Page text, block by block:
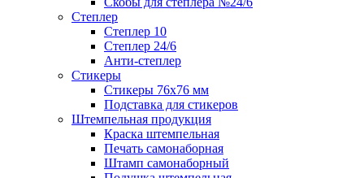
Степлер
Степлер 10
Степлер 24/6
Анти-степлер
Стикеры
Стикеры 76x76 мм
Подставка для стикеров
Штемпельная продукция
Краска штемпельная
Печать самонаборная
Штамп самонаборный